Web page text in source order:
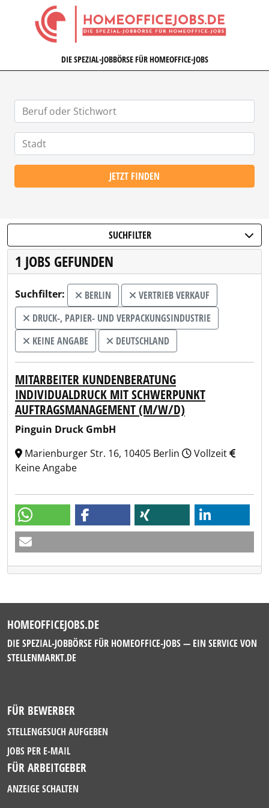
HOMEOFFICEJOBS.DE
DIE SPEZIAL-JOBBÖRSE FÜR HOMEOFFICE-JOBS
JETZT FINDEN
SUCHFILTER
1 JOBS GEFUNDEN
Suchfilter: BERLIN
VERTRIEB VERKAUF
DRUCK-, PAPIER- UND VERPACKUNGSINDUSTRIE
KEINE ANGABE
DEUTSCHLAND
MITARBEITER KUNDENBERATUNG
INDIVIDUALDRUCK MIT SCHWERPUNKT
AUFTRAGSMANAGEMENT (M/W/D)
Pinguin Druck GmbH
Marienburger Str. 16, 10405 Berlin
Vollzeit
Keine Angabe
HOMEOFFICEJOBS.DE
DIE SPEZIAL-JOBBÖRSE FÜR HOMEOFFICE-JOBS — EIN SERVICE VON
STELLENMARKT.DE
FÜR BEWERBER
STELLENGESUCH AUFGEBEN
JOBS PER E-MAIL
FÜR ARBEITGEBER
ANZEIGE SCHALTEN